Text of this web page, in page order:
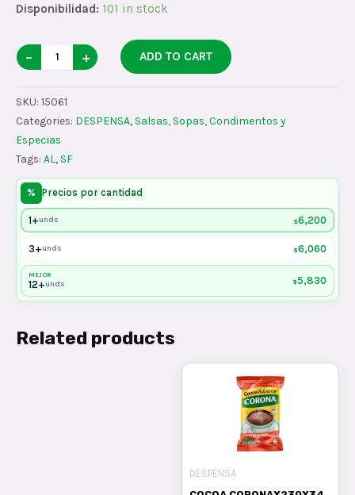
Disponibilidad: 101 in stock
SALSA
SHW
AJOx200
quantity
− + ADD TO CART
SKU: 15061
Categories: DESPENSA, Salsas, Sopas, Condimentos y
Especias
Tags: AL, SF
% Precios por cantidad
1+unds $6,200
3+unds $6,060
MEJOR
12+unds $5,830
Related products
DESPENSA